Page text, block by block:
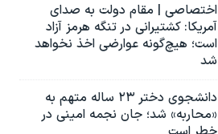
اختصاصی | مقام دولت به صدای
آمریکا: کشتیرانی در تنگه هرمز آزاد
است؛ هیچ‌گونه عوارضی اخذ نخواهد
شد
دانشجوی دختر ۲۳ ساله متهم به
«محاربه» شد؛ جان نجمه امینی در